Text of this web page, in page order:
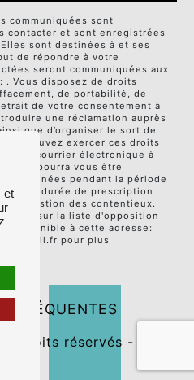
communiquées sont
contacter et sont enregistrées
sont destinées à et ses
de répondre à votre
seront communiquées aux
. Vous disposez de droits
de portabilité, de
de votre consentement à
une réclamation auprès
que d’organiser le sort de
pouvez exercer ces droits
par courrier électronique à
pourra vous être
données pendant la période
la durée de prescription
de gestion des contentieux.
sur la liste d'opposition
disponible à cette adresse:
site cnil.fr pour plus
FRÉQUENTES
droits réservés -
et